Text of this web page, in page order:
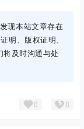
现本站文章存在
明、版权证明、
将及时沟通与处
0 0